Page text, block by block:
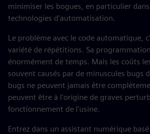
minimiser les bogues, en particulier
technologies d'automatisation.
Le problème avec le code automatique,
variété de répétitions. Sa
énormément de temps. Mais les coûts
souvent causés par de minuscules bugs
bugs ne peuvent jamais être
peuvent être à l'origine de graves
fonctionnement de l'usine.
Entrez dans un assistant numérique